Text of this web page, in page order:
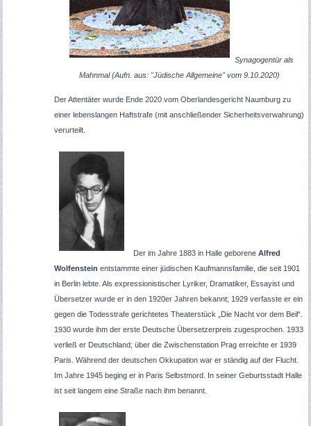
Synagogentür als
Mahnmal (Aufn. aus: "Jüdische Allgemeine" vom 9.10.2020)
Der Attentäter wurde Ende 2020 vom Oberlandesgericht Naumburg zu
einer lebenslangen Haftstrafe (mit anschließender Sicherheitsverwahrung)
verurteilt.
Der im Jahre 1883 in Halle geborene Alfred
Wolfenstein entstammte einer jüdischen Kaufmannsfamilie, die seit 1901
in Berlin lebte. Als expressionistischer Lyriker, Dramatiker, Essayist und
Übersetzer wurde er in den 1920er Jahren bekannt; 1929 verfasste er ein
gegen die Todesstrafe gerichtetes Theaterstück „Die Nacht vor dem Beil“.
1930 wurde ihm der erste Deutsche Übersetzerpreis zugesprochen. 1933
verließ er Deutschland; über die Zwischenstation Prag erreichte er 1939
Paris. Während der deutschen Okkupation war er ständig auf der Flucht.
Im Jahre 1945 beging er in Paris Selbstmord. In seiner Geburtsstadt Halle
ist seit langem eine Straße nach ihm benannt.